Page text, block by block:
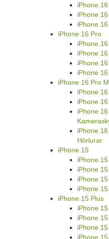
iPhone
iPhone
iPhone
iPhone 16 Pro
iPhone
iPhone
iPhone
iPhone
iPhone 16 Pro
iPhone
iPhone
iPhone
iPhone
Hörlurar
iPhone 15
iPhone
iPhone
iPhone
iPhone
iPhone 15 Plus
iPhone
iPhone
iPhone
iPhone